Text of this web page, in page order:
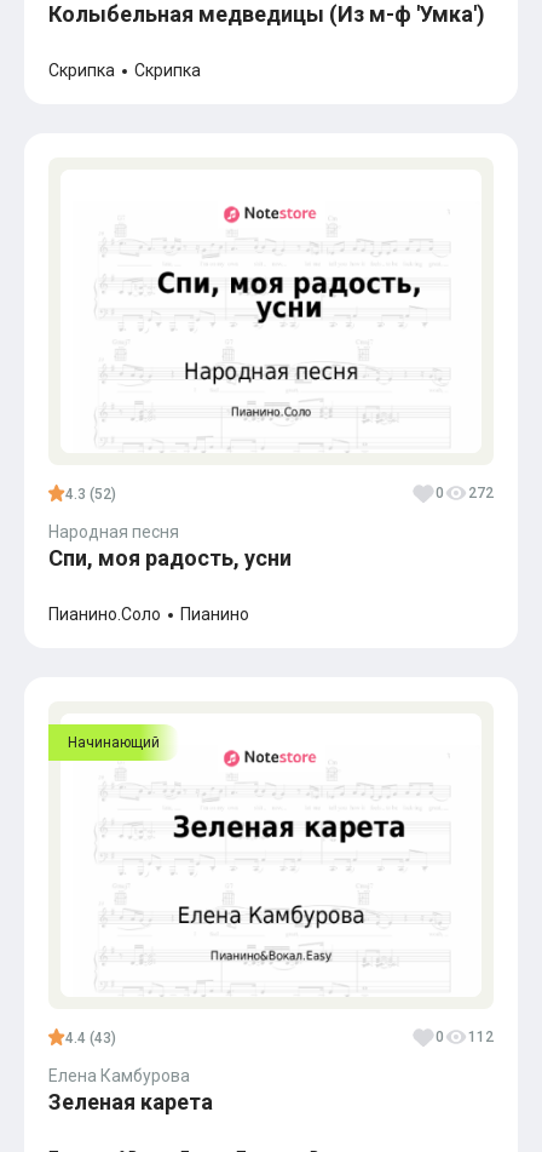
Колыбельная медведицы (Из м-ф 'Умка')
Скрипка Скрипка
4.3 (52) 0 272
Народная песня
Спи, моя радость, усни
Пианино.Соло Пианино
Начинающий
4.4 (43) 0 112
Елена Камбурова
Зеленая карета